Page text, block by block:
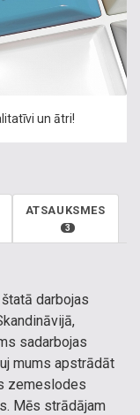
un ātri!
ATSAUKSMES
3
darbojas
sadarbojas
mums apstrādāt
zemeslodes
Mēs strādājam